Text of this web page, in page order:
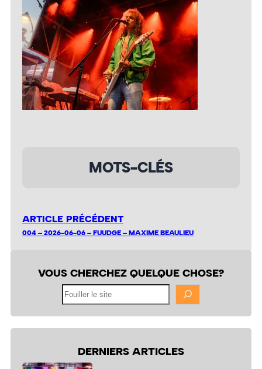
MOTS-CLÉS
ARTICLE PRÉCÉDENT
004 – 2026-06-06 – FUUDGE – MAXIME BEAULIEU
VOUS CHERCHEZ QUELQUE CHOSE?
DERNIERS ARTICLES